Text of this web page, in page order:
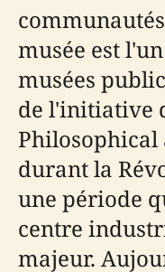
musée est
musées
de l'initiative
durant la
une période
centre
majeur.